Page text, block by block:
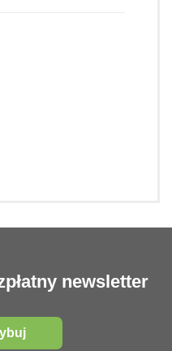
newsletter